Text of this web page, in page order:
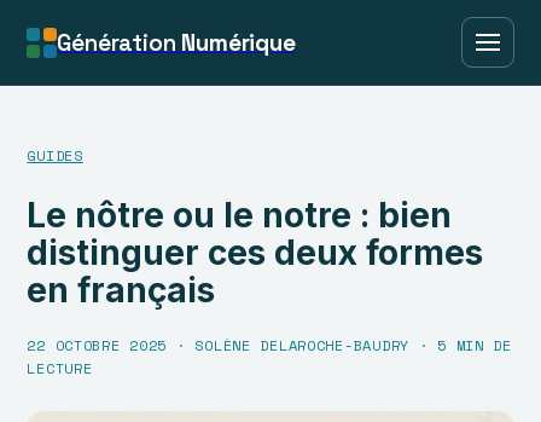
Génération Numérique
GUIDES
Le nôtre ou le notre : bien
distinguer ces deux formes
en français
22 OCTOBRE 2025 · SOLÈNE DELAROCHE-BAUDRY ·
5 MIN DE
LECTURE